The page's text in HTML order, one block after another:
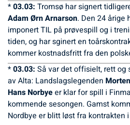
*03.03: Tromsø har signert
Adam Ørn Arnarson. Den 24 årige
imponert TIL på prøvespill og i
tiden, og har sginert en
kommer kostnadsfritt fra den
*03.03: Så var det offisielt, rett og
av Alta: Landslagslegenden
Hans Norbyeer klar for spill i
kommende sesongen. Gamst
Nordbye er blitt løst fra kontrakten